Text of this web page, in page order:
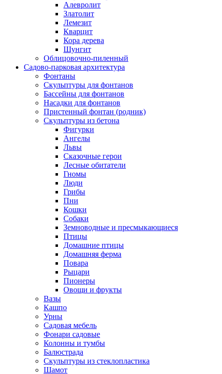
Алевролит
Златолит
Лемезит
Кварцит
Кора дерева
Шунгит
Облицовочно-пиленный
Садово-парковая архитектура
Фонтаны
Скульптуры для фонтанов
Бассейны для фонтанов
Насадки для фонтанов
Пристенный фонтан (родник)
Скульптуры из бетона
Фигурки
Ангелы
Львы
Сказочные герои
Лесные обитатели
Гномы
Люди
Грибы
Пни
Кошки
Собаки
Земноводные и пресмыкающиеся
Птицы
Домашние птицы
Домашняя ферма
Повара
Рыцари
Пионеры
Овощи и фрукты
Вазы
Кашпо
Урны
Садовая мебель
Фонари садовые
Колонны и тумбы
Балюстрада
Скульптуры из стеклопластика
Шамот